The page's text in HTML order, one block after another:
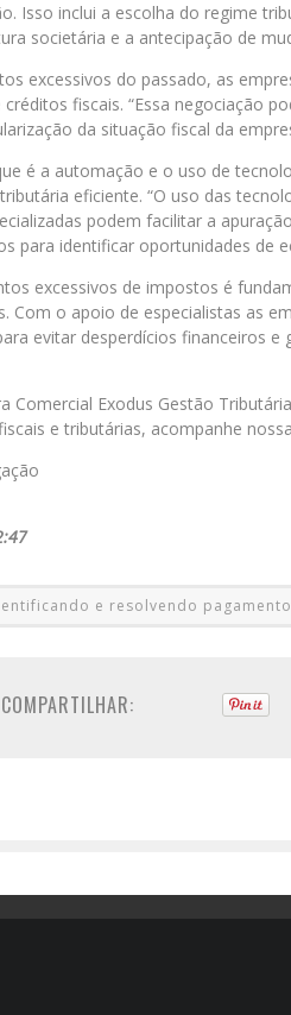
Isso inclui a escolha do regime
societária e a antecipação de
excessivos do passado, as
fiscais. “Essa negociação
da situação fiscal da
é a automação e o uso de
eficiente. “O uso das
podem facilitar a
para identificar oportunidades de
excessivos de impostos é
Com o apoio de especialistas as
evitar desperdícios financeiros
Comercial Exodus Gestão
e tributárias, acompanhe
e resolvendo
COMPARTILHAR: